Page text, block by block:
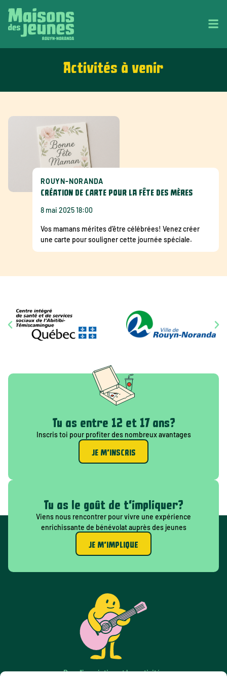
Activités à venir
ROUYN-NORANDA
CRÉATION DE CARTE POUR LA FÊTE DES MÈRES
8 mai 2025 18:00
Vos mamans mérites d’être célébrées! Venez créer
une carte pour souligner cette journée spéciale.
Tu as entre 12 et 17 ans?
Inscris toi pour profiter des nombreux avantages
JE M'INSCRIS
Tu as le goût de t'impliquer?
Viens nous rencontrer pour vivre une expérience
enrichissante de bénévolat auprès des jeunes
JE M'IMPLIQUE
Pour l’inscription et les activités